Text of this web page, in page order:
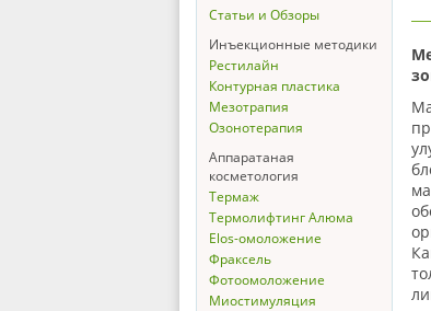
Статьи и Обзоры
Инъекционные методики
Рестилайн
Контурная пластика
Мезотрапия
Озонотерапия
Аппаратаная
косметология
Термаж
Термолифтинг Алюма
Elos-омоложение
Фраксель
Фотоомоложение
Миостимуляция